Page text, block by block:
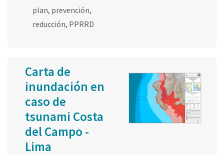
plan, prevención,
reducción, PPRRD
Carta de
inundación en
caso de
tsunami Costa
del Campo -
Lima